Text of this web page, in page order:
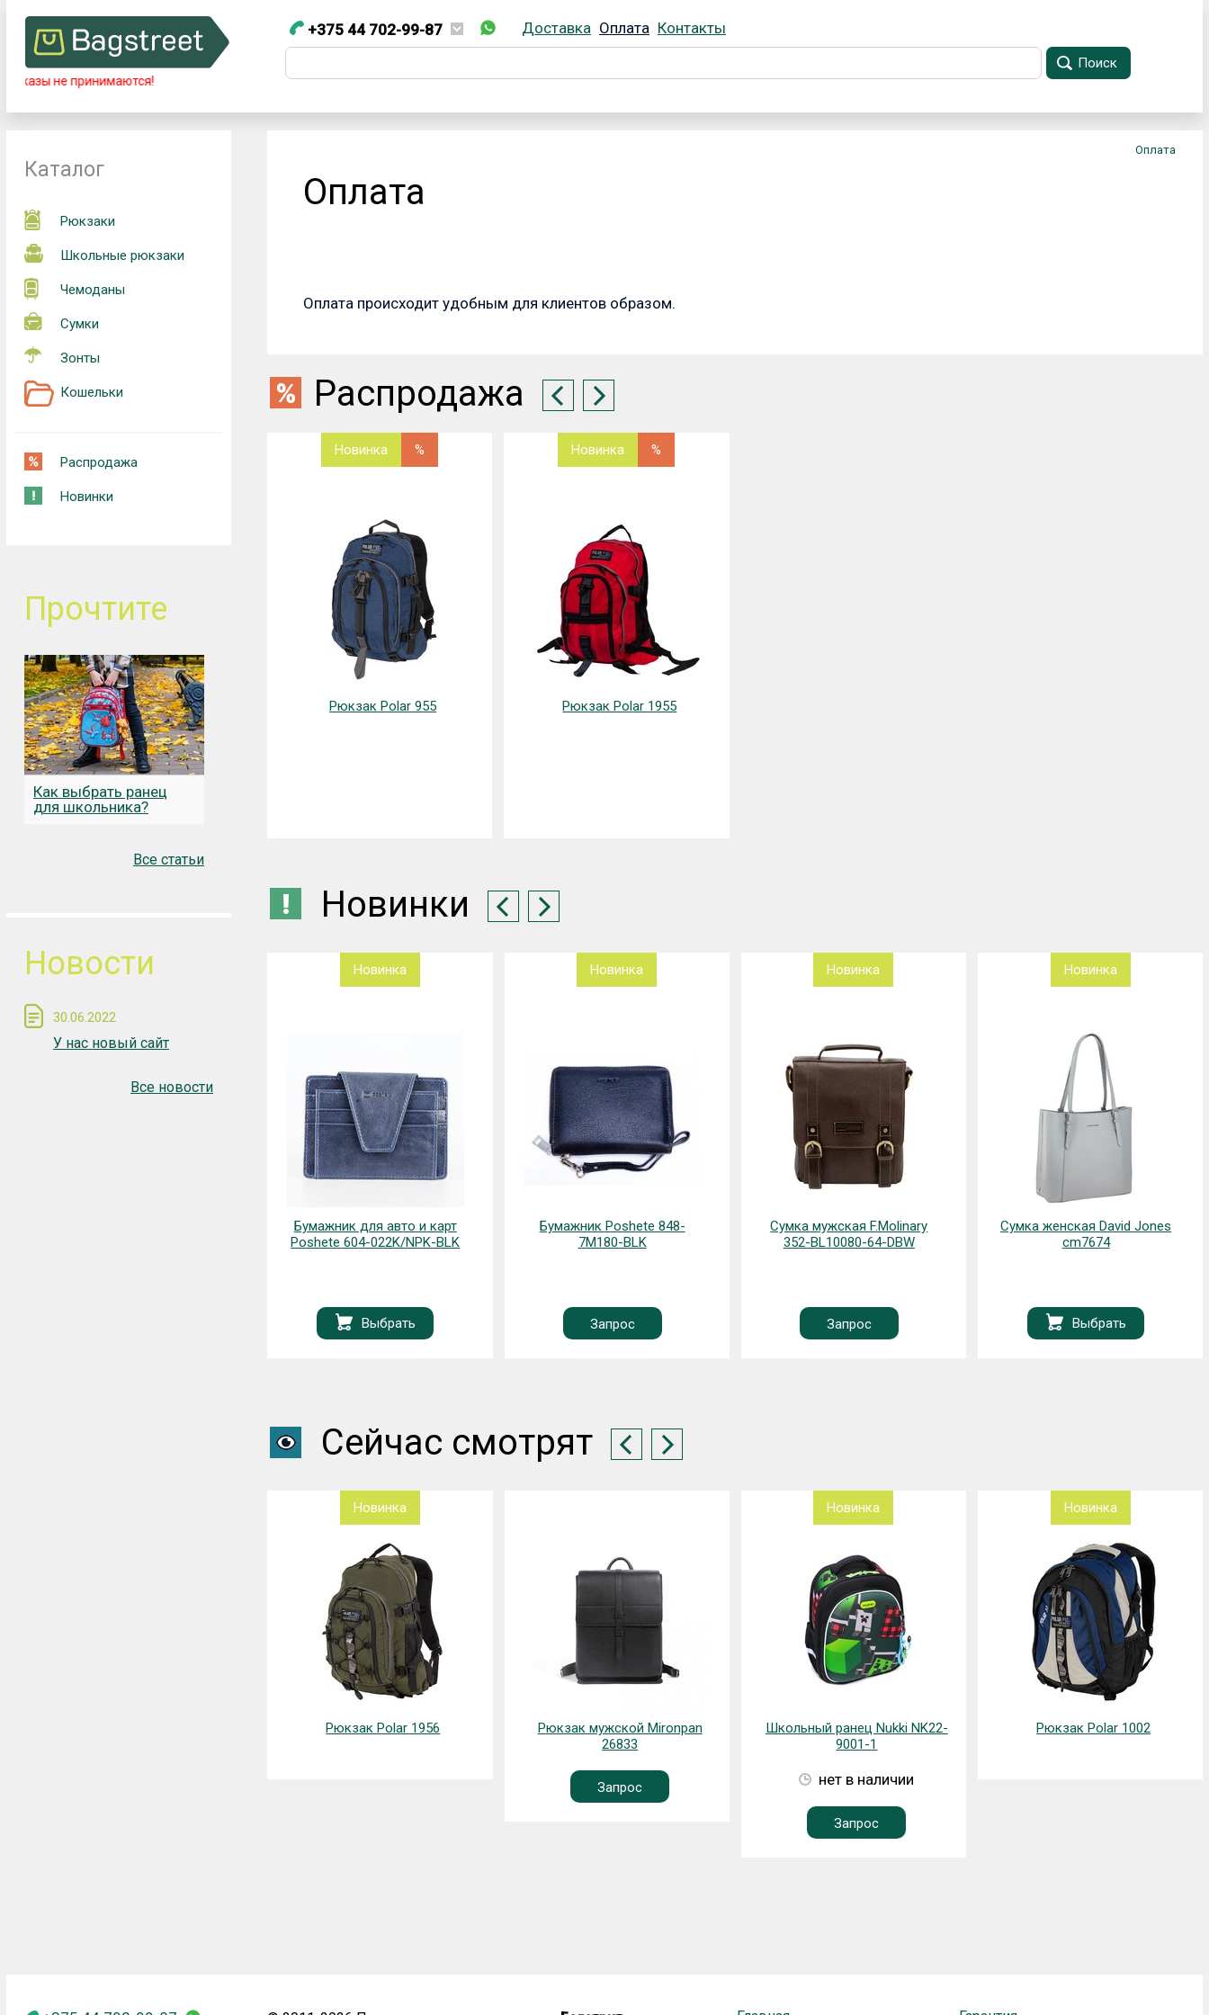
Телефоны
не принимаются!
+375 44 702-99-87
+375 44 702-99-87
Доставка Оплата Контакты
Поиск
Каталог
Рюкзаки
Школьные рюкзаки
Чемоданы
Сумки
Зонты
Кошельки
Распродажа
Новинки
Прочтите
Как выбрать ранец
для школьника?
Все статьи
Новости
30.06.2022
У нас новый сайт
Все новости
Оплата
Оплата
Оплата происходит удобным для клиентов образом.
Распродажа
Новинка %
Рюкзак Polar 955
Новинка %
Рюкзак Polar 1955
Новинки
Новинка Новинка
Бумажник для авто и карт
Poshete 604-022K/NPK-BLK
Выбрать
Новинка
Бумажник Poshete 848-
7M180-BLK
Запрос
Новинка
Сумка мужская F.Molinary
352-BL10080-64-DBW
Запрос
Новинка
Сумка женская David Jones
cm7674
Выбрать
Сейчас смотрят
Новинка
Рюкзак Polar 1956
Рюкзак мужской Mironpan
26833
Запрос
Новинка
Школьный ранец Nukki NK22-
9001-1
нет в наличии
Запрос
Новинка
Рюкзак Polar 1002